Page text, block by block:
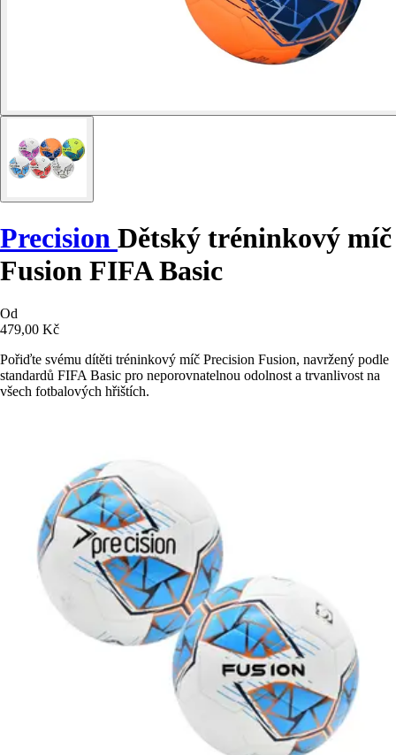
Precision Dětský tréninkový míč
Fusion FIFA Basic
Od
479,00 Kč
Pořiďte svému dítěti tréninkový míč Precision Fusion, navržený podle
standardů FIFA Basic pro neporovnatelnou odolnost a trvanlivost na
všech fotbalových hřištích.